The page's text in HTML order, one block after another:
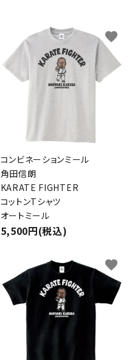
コンビネーションミール
角田信朗
KARATE FIGHTER
コットンTシャツ
オートミール
5,500円(税込)
favorite
favorite